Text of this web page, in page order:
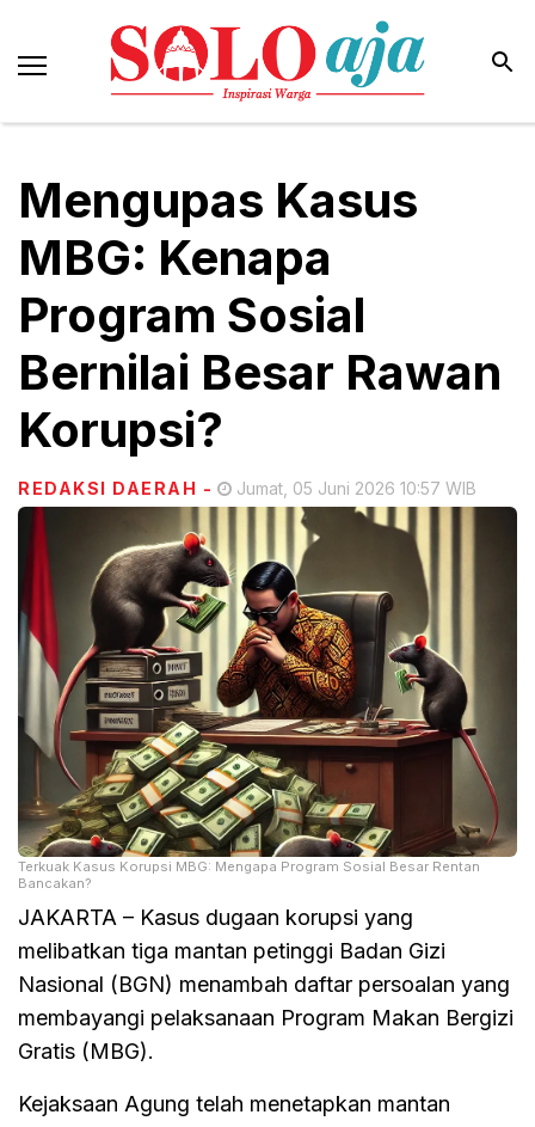
Mengupas Kasus
MBG: Kenapa
Program Sosial
Bernilai Besar Rawan
Korupsi?
REDAKSI DAERAH - Jumat, 05 Juni 2026 10:57 WIB
Terkuak Kasus Korupsi MBG: Mengapa Program Sosial Besar Rentan
Bancakan?
JAKARTA – Kasus dugaan korupsi yang
melibatkan tiga mantan petinggi Badan Gizi
Nasional (BGN) menambah daftar persoalan yang
membayangi pelaksanaan Program Makan Bergizi
Gratis (MBG).
Kejaksaan Agung telah menetapkan mantan